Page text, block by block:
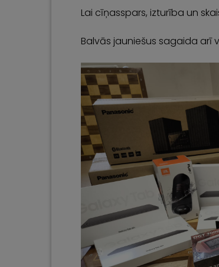
Lai cīņasspars, izturība un
Balvās jauniešus sagaida arī